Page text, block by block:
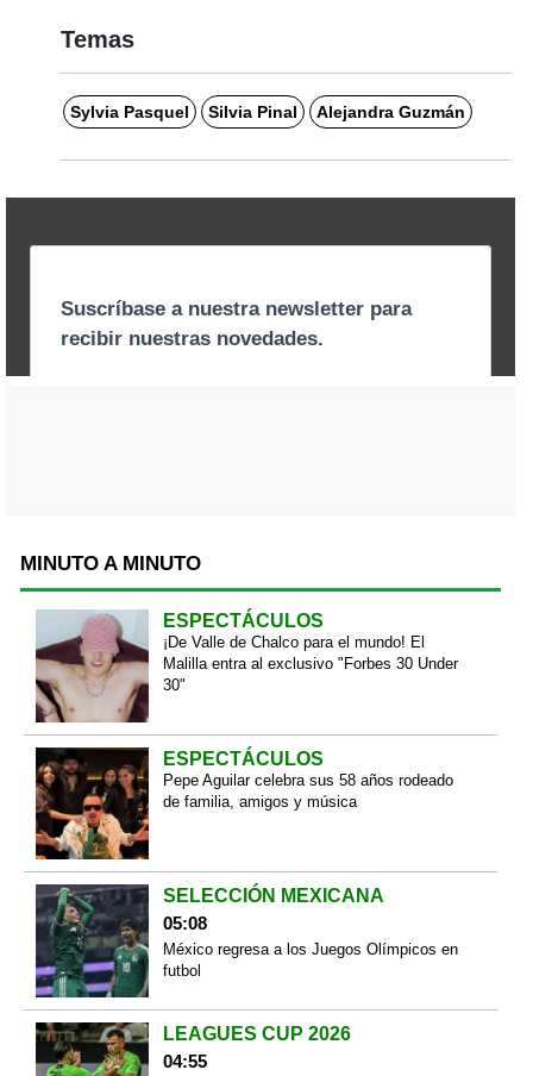
Temas
Sylvia Pasquel Silvia Pinal Alejandra Guzmán
MINUTO A MINUTO
ESPECTÁCULOS
¡De Valle de Chalco para el mundo! El
Malilla entra al exclusivo "Forbes 30 Under
30"
ESPECTÁCULOS
Pepe Aguilar celebra sus 58 años rodeado
de familia, amigos y música
SELECCIÓN MEXICANA
05:08
México regresa a los Juegos Olímpicos en
futbol
LEAGUES CUP 2026
04:55